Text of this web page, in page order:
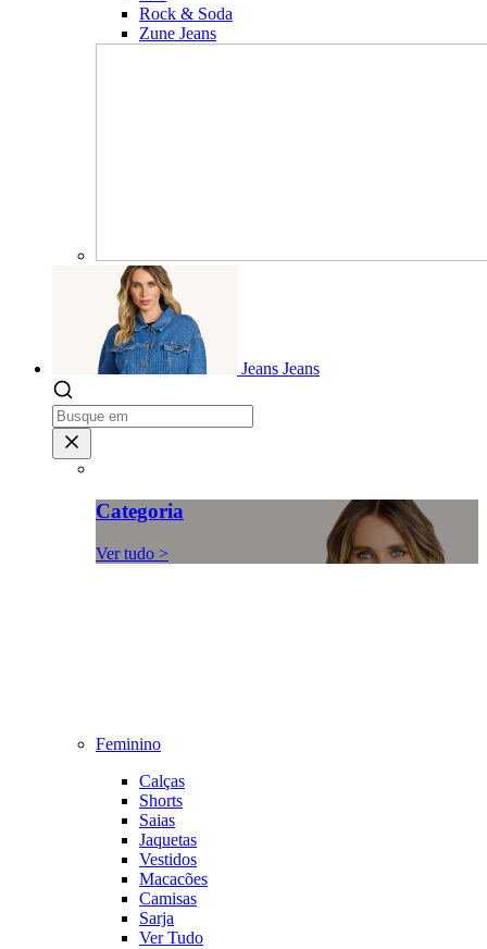
Rock & Soda
Zune Jeans
Jeans Jeans
Categoria
Ver tudo >
Feminino
Calças
Shorts
Saias
Jaquetas
Vestidos
Macacões
Camisas
Sarja
Ver Tudo